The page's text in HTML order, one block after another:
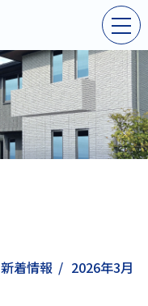
新着情報 / 2026年3月